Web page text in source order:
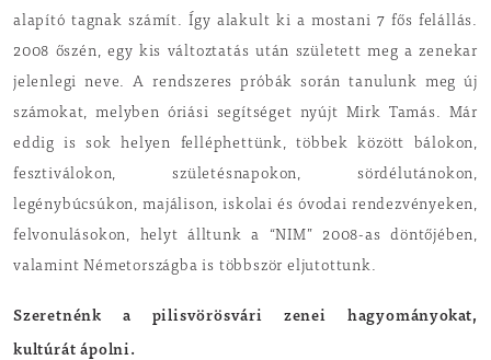
alapító tagnak számít. Így alakult ki a mostani 7 fős felállás.
2008 őszén, egy kis változtatás után született meg a zenekar
jelenlegi neve. A rendszeres próbák során tanulunk meg új
számokat, melyben óriási segítséget nyújt Mirk Tamás. Már
eddig is sok helyen felléphettünk, többek között bálokon,
fesztiválokon, születésnapokon, sördélutánokon,
legénybúcsúkon, majálison, iskolai és óvodai rendezvényeken,
felvonulásokon, helyt álltunk a “NIM” 2008-as döntőjében,
valamint Németországba is többször eljutottunk.
Szeretnénk a pilisvörösvári zenei hagyományokat,
kultúrát ápolni.